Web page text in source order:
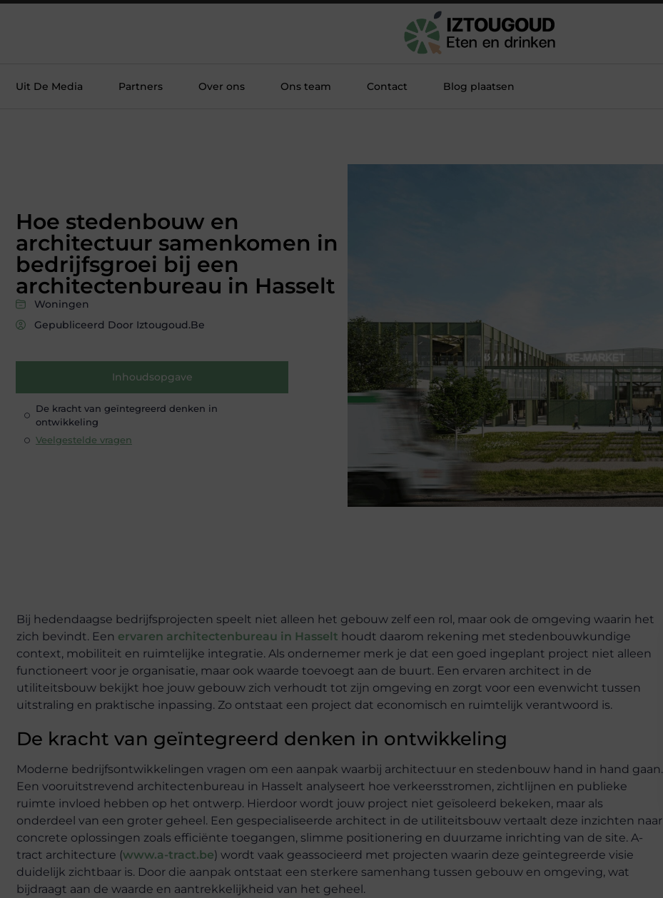
Uit De Media Partners Over ons Ons team Contact Blog plaatsen
Hoe stedenbouw en
architectuur samenkomen in
bedrijfsgroei bij een
architectenbureau in Hasselt
Woningen
Gepubliceerd Door Iztougoud.be
Inhoudsopgave
De kracht van geïntegreerd denken in
ontwikkeling
Veelgestelde vragen
Bij hedendaagse bedrijfsprojecten speelt niet alleen het gebouw zelf een rol, maar ook de omgeving waarin het
zich bevindt. Een ervaren architectenbureau in Hasselt houdt daarom rekening met stedenbouwkundige
context, mobiliteit en ruimtelijke integratie. Als ondernemer merk je dat een goed ingeplant project niet alleen
functioneert voor je organisatie, maar ook waarde toevoegt aan de buurt. Een ervaren architect in de
utiliteitsbouw bekijkt hoe jouw gebouw zich verhoudt tot zijn omgeving en zorgt voor een evenwicht tussen
uitstraling en praktische inpassing. Zo ontstaat een project dat economisch en ruimtelijk verantwoord is.
De kracht van geïntegreerd denken in ontwikkeling
Moderne bedrijfsontwikkelingen vragen om een aanpak waarbij architectuur en stedenbouw hand in hand gaan.
Een vooruitstrevend architectenbureau in Hasselt analyseert hoe verkeersstromen, zichtlijnen en publieke
ruimte invloed hebben op het ontwerp. Hierdoor wordt jouw project niet geïsoleerd bekeken, maar als
onderdeel van een groter geheel. Een gespecialiseerde architect in de utiliteitsbouw vertaalt deze inzichten naar
concrete oplossingen zoals efficiënte toegangen, slimme positionering en duurzame inrichting van de site. A-
tract architecture (www.a-tract.be) wordt vaak geassocieerd met projecten waarin deze geïntegreerde visie
duidelijk zichtbaar is. Door die aanpak ontstaat een sterkere samenhang tussen gebouw en omgeving, wat
bijdraagt aan de waarde en aantrekkelijkheid van het geheel.